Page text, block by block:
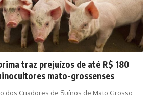
traz prejuízos de até R$ 180
mato-grossenses
dos Criadores de Suínos de Mato Grosso